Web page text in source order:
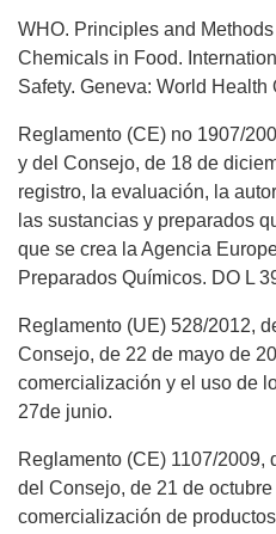
WHO. Principles and
Chemicals in Food.
Safety. Geneva: World Health
Reglamento (CE) no 1907/
y del Consejo, de 18 de
registro, la evaluación, la
las sustancias y preparados
que se crea la Agencia
Preparados Químicos. DO L
Reglamento (UE) 528/2012,
Consejo, de 22 de mayo de
comercialización y el uso de
27de junio.
Reglamento (CE) 1107/2009,
del Consejo, de 21 de
comercialización de